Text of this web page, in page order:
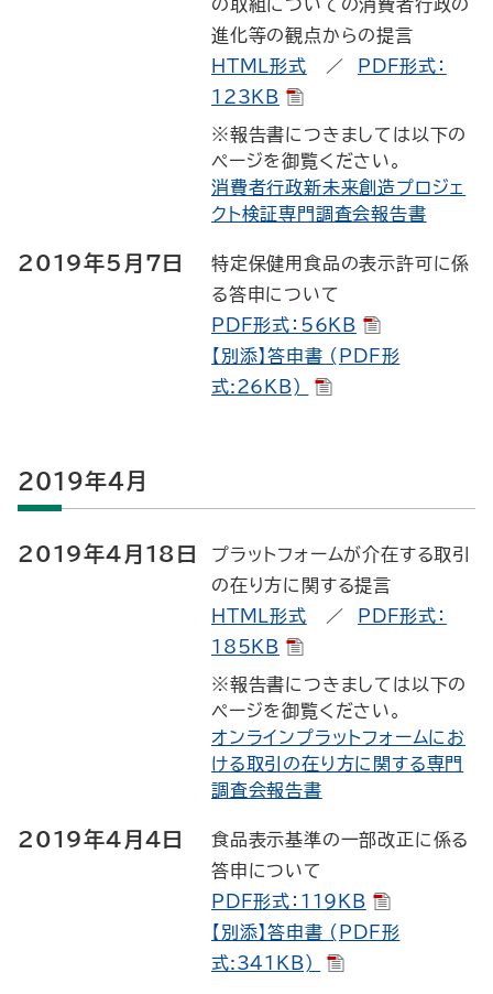
の取組についての消費者行政の
進化等の観点からの提言
HTML形式 ／
PDF形式：
123KB
※報告書につきましては以下の
ページを御覧ください。
消費者行政新未来創造プロジェ
クト検証専門調査会報告書
2019年5月7日
特定保健用食品の表示許可に係
る答申について
PDF形式：56KB
【別添】答申書 (PDF形
式:26KB)
2019年4月
2019年4月18日
プラットフォームが介在する取引
の在り方に関する提言
HTML形式 ／
PDF形式：
185KB
※報告書につきましては以下の
ページを御覧ください。
オンラインプラットフォームにお
ける取引の在り方に関する専門
調査会報告書
2019年4月4日
食品表示基準の一部改正に係る
答申について
PDF形式：119KB
【別添】答申書 (PDF形
式:341KB)